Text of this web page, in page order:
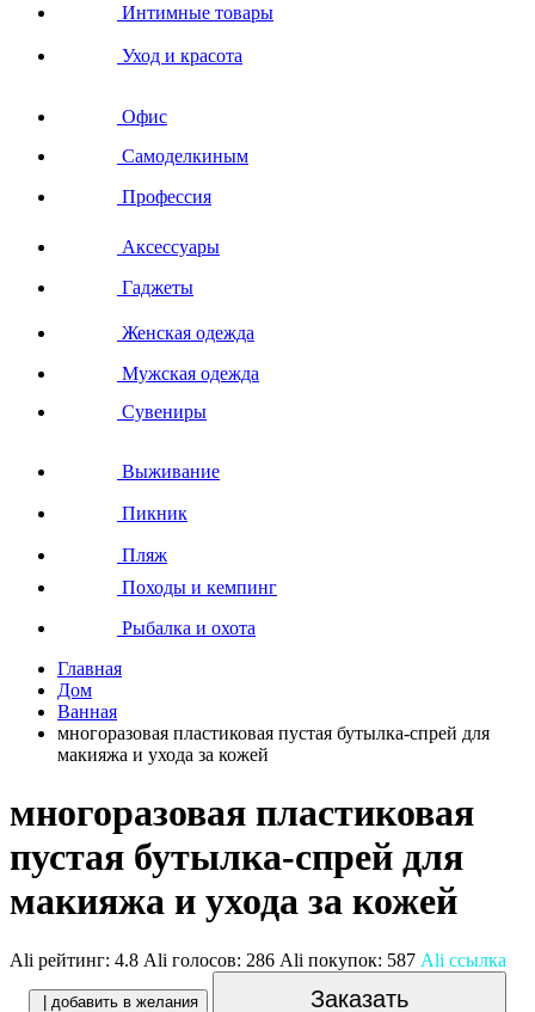
Интимные товары
Уход и красота
Офис
Самоделкиным
Профессия
Аксессуары
Гаджеты
Женская одежда
Мужская одежда
Сувениры
Выживание
Пикник
Пляж
Походы и кемпинг
Рыбалка и охота
Главная
Дом
Ванная
многоразовая пластиковая пустая бутылка-спрей для
макияжа и ухода за кожей
многоразовая пластиковая
пустая бутылка-спрей для
макияжа и ухода за кожей
Ali рейтинг: 4.8 Ali голосов: 286 Ali покупок: 587 Ali ссылка
| добавить в желания Заказать